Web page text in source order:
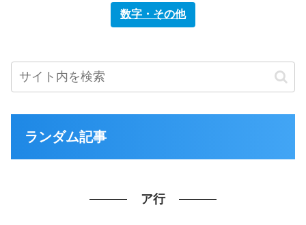
数字・その他
ランダム記事
ア行